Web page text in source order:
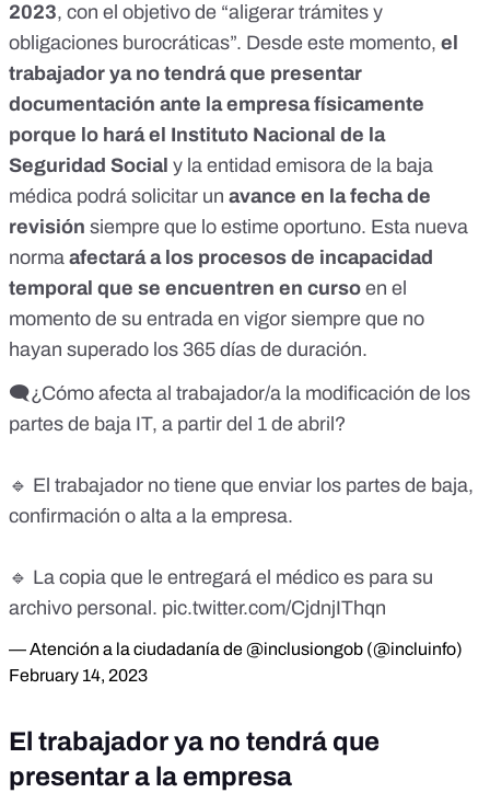
2023, con el objetivo de “aligerar trámites y
obligaciones burocráticas”. Desde este momento, el
trabajador ya no tendrá que presentar
documentación ante la empresa físicamente
porque lo hará el Instituto Nacional de la
Seguridad Social y la entidad emisora de la baja
médica podrá solicitar un avance en la fecha de
revisión siempre que lo estime oportuno. Esta nueva
norma afectará a los procesos de incapacidad
temporal que se encuentren en curso en el
momento de su entrada en vigor siempre que no
hayan superado los 365 días de duración.
🗨️¿Cómo afecta al trabajador/a la modificación de los
partes de baja IT, a partir del 1 de abril?
🔹 El trabajador no tiene que enviar los partes de baja,
confirmación o alta a la empresa.
🔹 La copia que le entregará el médico es para su
archivo personal. pic.twitter.com/CjdnjIThqn
— Atención a la ciudadanía de @inclusiongob (@incluinfo)
February 14, 2023
El trabajador ya no tendrá que
presentar a la empresa